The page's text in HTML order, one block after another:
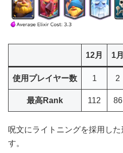
12月 1月
使用プレイヤー数 1 2
最高Rank 112 86
呪文にライトニングを採用し
す。